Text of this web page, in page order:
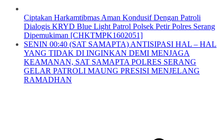
Ciptakan Harkamtibmas Aman Kondusif Dengan Patroli
Dialogis KRYD Blue Light Patrol Polsek Petir Polres Serang
Dipemukiman [CHKTMPK1602051]
SENIN 00:40 (SAT SAMAPTA) ANTISIPASI HAL – HAL
YANG TIDAK DI INGINKAN DEMI MENJAGA
KEAMANAN, SAT SAMAPTA POLRES SERANG
GELAR PATROLI MAUNG PRESISI MENJELANG
RAMADHAN